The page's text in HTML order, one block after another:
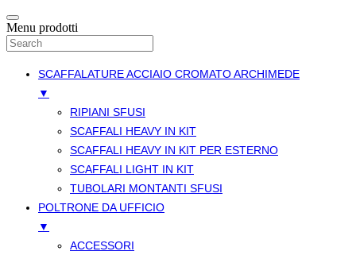
Menu prodotti
SCAFFALATURE ACCIAIO CROMATO ARCHIMEDE
▼
RIPIANI SFUSI
SCAFFALI HEAVY IN KIT
SCAFFALI HEAVY IN KIT PER ESTERNO
SCAFFALI LIGHT IN KIT
TUBOLARI MONTANTI SFUSI
POLTRONE DA UFFICIO
▼
ACCESSORI